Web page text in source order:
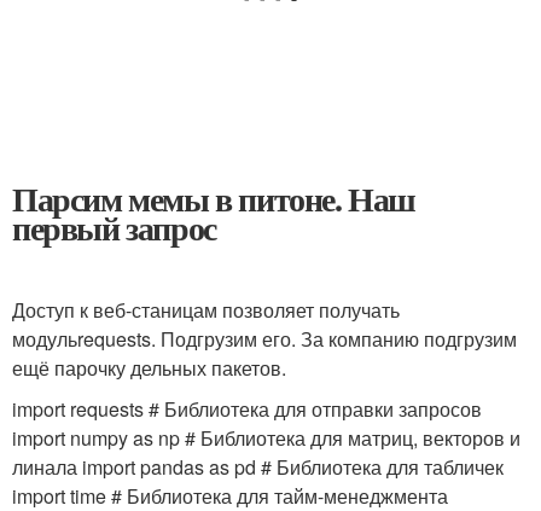
Парсим мемы в питоне. Наш
первый запрос
Доступ к веб-станицам позволяет получать
модульrequests. Подгрузим его. За компанию подгрузим
ещё парочку дельных пакетов.
import requests # Библиотека для отправки запросов
import numpy as np # Библиотека для матриц, векторов и
линала import pandas as pd # Библиотека для табличек
import time # Библиотека для тайм-менеджмента